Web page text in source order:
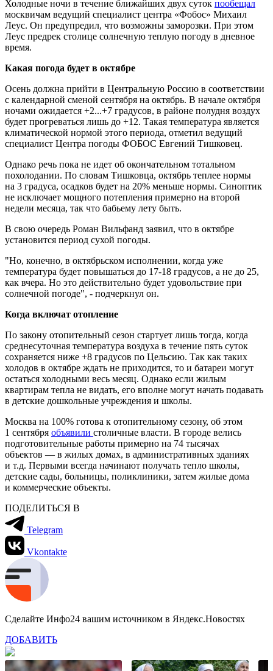
Холодные ночи в течение ближайших двух суток пообещал
москвичам ведущий специалист центра «Фобос» Михаил
Леус. Он предупредил, что возможны заморозки. При этом
Леус предрек столице солнечную теплую погоду в дневное
время.
Какая погода будет в октябре
Осень должна прийти в Центральную Россию в соответствии
с календарной сменой сентября на октябрь. В начале октября
ночами ожидается +2...+7 градусов, в районе полудня воздух
будет прогреваться лишь до +12. Такая температура является
климатической нормой этого периода, отметил ведущий
специалист Центра погоды ФОБОС Евгений Тишковец.
Однако речь пока не идет об окончательном тотальном
похолодании. По словам Тишковца, октябрь теплее нормы
на 3 градуса, осадков будет на 20% меньше нормы. Синоптик
не исключает мощного потепления примерно на второй
недели месяца, так что бабьему лету быть.
В свою очередь Роман Вильфанд заявил, что в октябре
установится период сухой погоды.
"Но, конечно, в октябрьском исполнении, когда уже
температура будет повышаться до 17-18 градусов, а не до 25,
как вчера. Но это действительно будет удовольствие при
солнечной погоде", - подчеркнул он.
Когда включат отопление
По закону отопительный сезон стартует лишь тогда, когда
среднесуточная температура воздуха в течение пять суток
сохраняется ниже +8 градусов по Цельсию. Так как таких
холодов в октябре ждать не приходится, то и батареи могут
остаться холодными весь месяц. Однако если жилым
квартирам тепла не видать, его вполне могут начать подавать
в детские дошкольные учреждения и школы.
Москва на 100% готова к отопительному сезону, об этом
1 сентября объявили столичные власти. В городе велись
подготовительные работы примерно на 74 тысячах
объектов — в жилых домах, в административных зданиях
и т.д. Первыми всегда начинают получать тепло школы,
детские сады, больницы, поликлиники, затем жилые дома
и коммерческие объекты.
ПОДЕЛИТЬСЯ В
Telegram
Vkontakte
Сделайте Инфо24 вашим источником в Яндекс.Новостях
ДОБАВИТЬ